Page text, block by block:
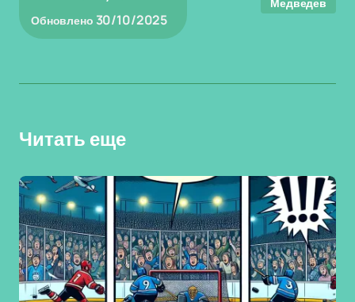
Обновлено 30/10/2025
Читать еще